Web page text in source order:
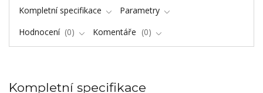
Kompletní specifikace
Parametry
Hodnocení
0 Komentáře 0
Kompletní specifikace